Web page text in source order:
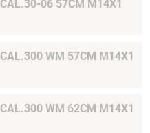
KIT CONVERSION BRX CAL.30-06 57CM M14X1
KIT CONVERSION BRX CAL.300 WM 57CM M14X1
KIT CONVERSION BRX CAL.300 WM 62CM M14X1